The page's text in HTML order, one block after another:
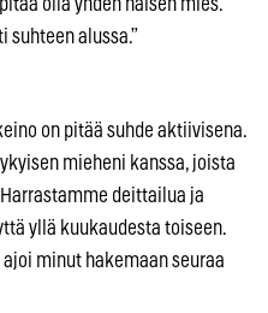
olla yhden naisen mies.
suhteen alussa.”
on pitää suhde aktiivisena.
mieheni kanssa, joista
deittailua ja
yllä kuukaudesta toiseen.
minut hakemaan seuraa